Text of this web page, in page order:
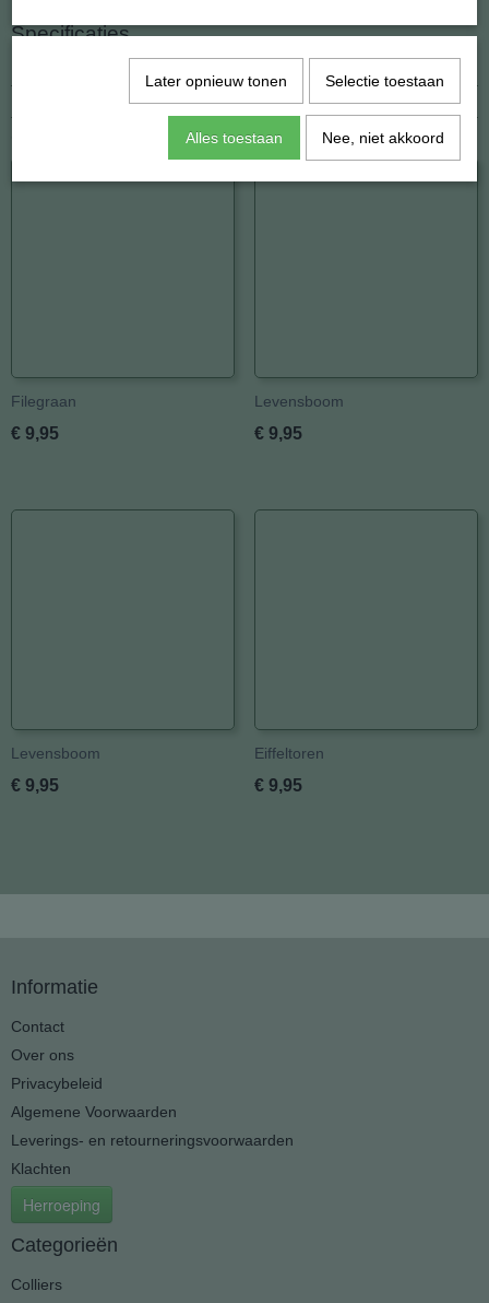
Specificaties
14 x 20 x 0 mm
Filegraan
€ 9,95
Levensboom
€ 9,95
Levensboom
€ 9,95
Eiffeltoren
€ 9,95
Informatie
Contact
Over ons
Privacybeleid
Algemene Voorwaarden
Leverings- en retourneringsvoorwaarden
Klachten
Herroeping
Categorieën
Colliers
Later opnieuw tonen Selectie toestaan
Alles toestaan Nee, niet akkoord